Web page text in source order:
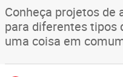
Conheça projetos
para diferentes tipos
uma coisa em